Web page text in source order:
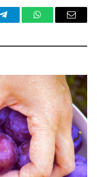
TelegramWhatsAppEmail